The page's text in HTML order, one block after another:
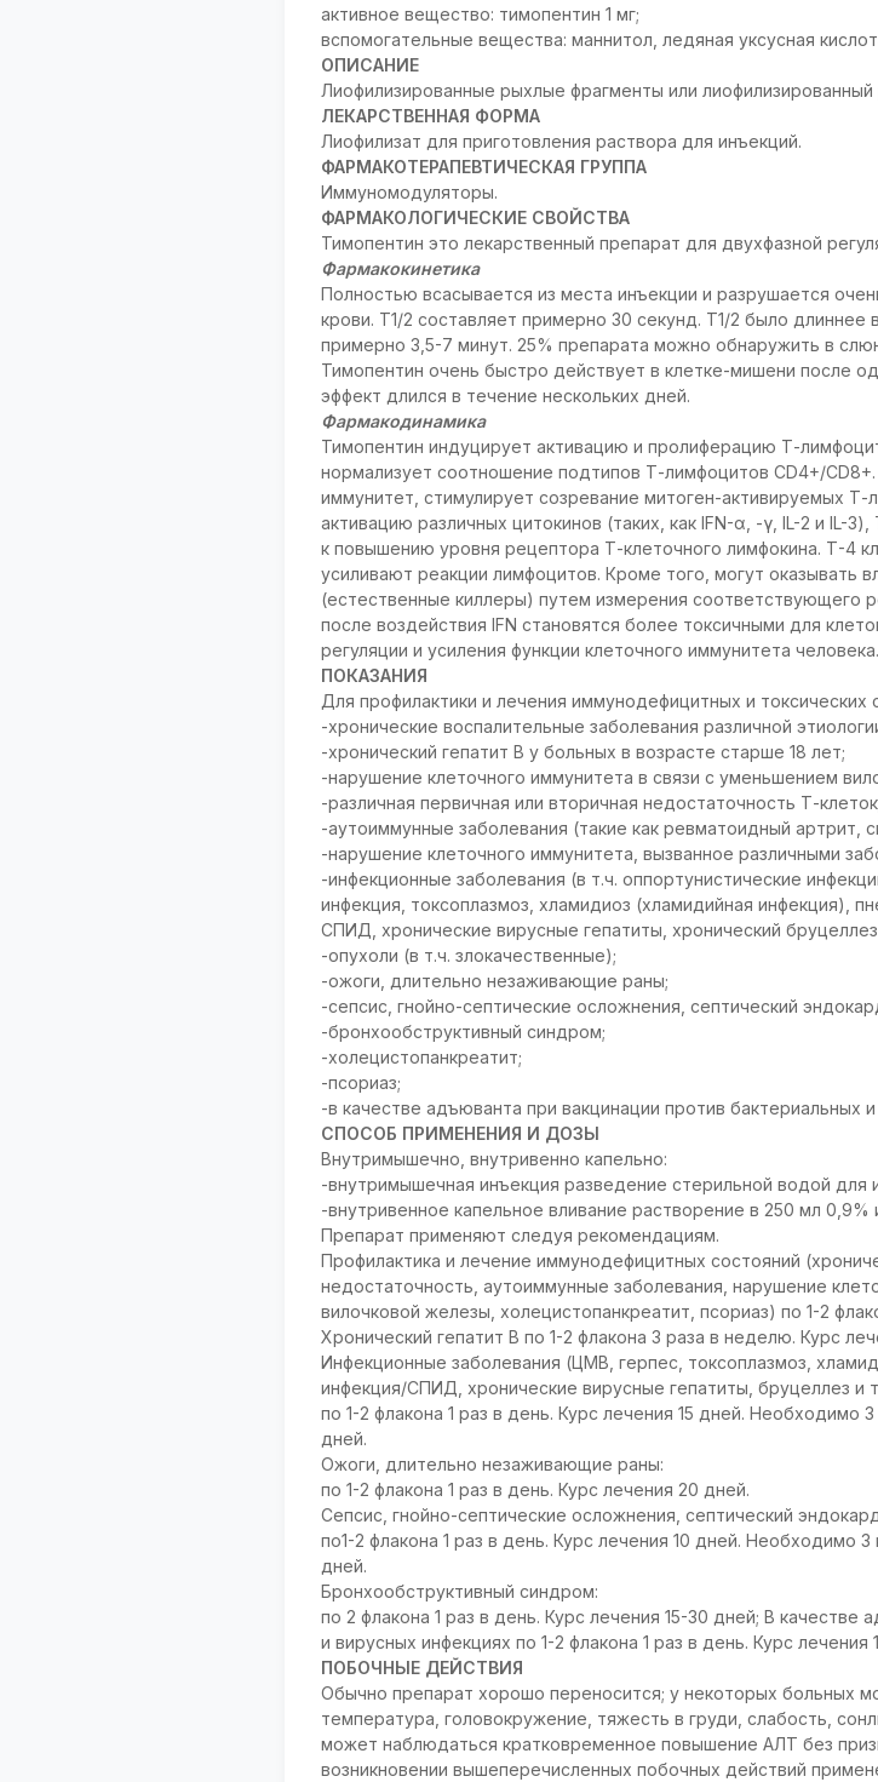
активное вещество: тимопентин 1 мг;
вспомогательные вещества: маннитол, ледяная уксусная
ОПИСАНИЕ
Лиофилизированные рыхлые фрагменты или
ЛЕКАРСТВЕННАЯ ФОРМА
Лиофилизат для приготовления раствора для инъекций.
ФАРМАКОТЕРАПЕВТИЧЕСКАЯ ГРУППА
Иммуномодуляторы.
ФАРМАКОЛОГИЧЕСКИЕ СВОЙСТВА
Тимопентин это лекарственный препарат для двухфазной
Фармакокинетика
Полностью всасывается из места инъекции и разрушается
крови. Т1/2 составляет примерно 30 секунд. Т1/2 было
примерно 3,5-7 минут. 25% препарата можно обнаружить в
Тимопентин очень быстро действует в клетке-мишени после
эффект длился в течение нескольких дней.
Фармакодинамика
Тимопентин индуцирует активацию и пролиферацию Т-
нормализует соотношение подтипов Т-лимфоцитов CD4+/
иммунитет, стимулирует созревание митоген-активируемых
активацию различных цитокинов (таких, как IFN-α, -γ, IL-2 и IL-
к повышению уровня рецептора Т-клеточного лимфокина. Т-4
усиливают реакции лимфоцитов. Кроме того, могут оказывать
(естественные киллеры) путем измерения соответствующего
после воздействия IFN становятся более токсичными для
регуляции и усиления функции клеточного иммунитета человека.
ПОКАЗАНИЯ
Для профилактики и лечения иммунодефицитных и токсических
-хронические воспалительные заболевания различной
-хронический гепатит В у больных в возрасте старше 18 лет;
-нарушение клеточного иммунитета в связи с уменьшением
-различная первичная или вторичная недостаточность Т-
-аутоиммунные заболевания (такие как ревматоидный артрит,
-нарушение клеточного иммунитета, вызванное различными
-инфекционные заболевания (в т.ч. оппортунистические
инфекция, токсоплазмоз, хламидиоз (хламидийная инфекция),
СПИД, хронические вирусные гепатиты, хронический
-опухоли (в т.ч. злокачественные);
-ожоги, длительно незаживающие раны;
-сепсис, гнойно-септические осложнения, септический
-бронхообструктивный синдром;
-холецистопанкреатит;
-псориаз;
-в качестве адъюванта при вакцинации против бактериальных
СПОСОБ ПРИМЕНЕНИЯ И ДОЗЫ
Внутримышечно, внутривенно капельно:
-внутримышечная инъекция разведение стерильной водой для
-внутривенное капельное вливание растворение в 250 мл
Препарат применяют следуя рекомендациям.
Профилактика и лечение иммунодефицитных состояний
недостаточность, аутоиммунные заболевания, нарушение
вилочковой железы, холецистопанкреатит, псориаз) по 1-2
Хронический гепатит В по 1-2 флакона 3 раза в неделю. Курс
Инфекционные заболевания (ЦМВ, герпес, токсоплазмоз,
инфекция/СПИД, хронические вирусные гепатиты, бруцеллез и
по 1-2 флакона 1 раз в день. Курс лечения 15 дней.
дней.
Ожоги, длительно незаживающие раны:
по 1-2 флакона 1 раз в день. Курс лечения 20 дней.
Сепсис, гнойно-септические осложнения, септический
по1-2 флакона 1 раз в день. Курс лечения 10 дней. Необходимо
дней.
Бронхообструктивный синдром:
по 2 флакона 1 раз в день. Курс лечения 15-30 дней; В
и вирусных инфекциях по 1-2 флакона 1 раз в день. Курс лечения
ПОБОЧНЫЕ ДЕЙСТВИЯ
Обычно препарат хорошо переносится; у некоторых больных
температура, головокружение, тяжесть в груди, слабость,
может наблюдаться кратковременное повышение АЛТ без
возникновении вышеперечисленных побочных действий